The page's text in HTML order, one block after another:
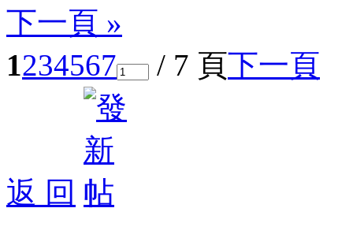
下一頁 »
1234567 / 7 頁下一頁
返 回